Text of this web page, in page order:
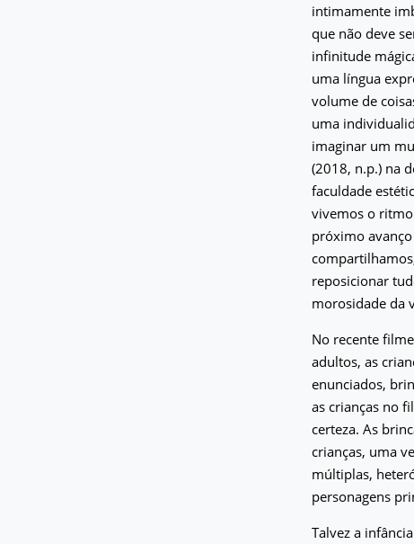
intimamente
que não deve
infinitude
uma língua
volume de
uma
imaginar um
(2018, n.p.) na
faculdade
vivemos o
próximo
reposicionar
morosidade da
No recente
adultos, as
enunciados,
as crianças no
certeza. As
crianças, uma
múltiplas,
personagens
Talvez a